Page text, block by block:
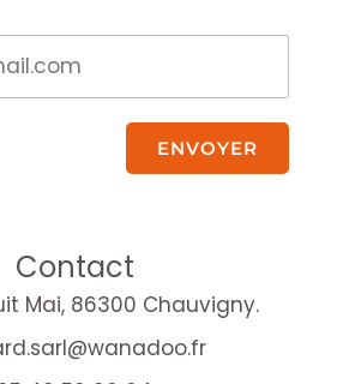
ENVOYER
Contact
Mai, 86300 Chauvigny.